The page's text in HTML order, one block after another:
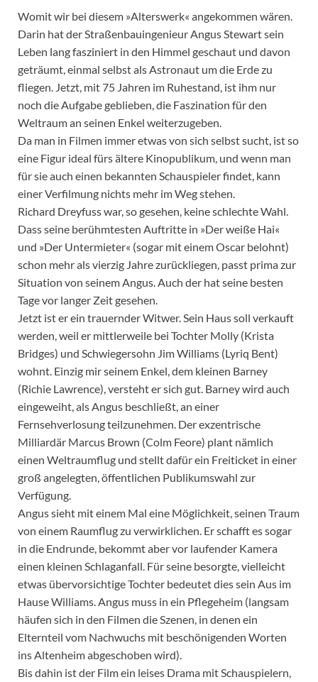
Womit wir bei diesem »Alterswerk« angekommen wären.
Darin hat der Straßenbauingenieur Angus Stewart sein
Leben lang fasziniert in den Himmel geschaut und davon
geträumt, einmal selbst als Astronaut um die Erde zu
fliegen. Jetzt, mit 75 Jahren im Ruhestand, ist ihm nur
noch die Aufgabe geblieben, die Faszination für den
Weltraum an seinen Enkel weiterzugeben.
Da man in Filmen immer etwas von sich selbst sucht, ist so
eine Figur ideal fürs ältere Kinopublikum, und wenn man
für sie auch einen bekannten Schauspieler findet, kann
einer Verfilmung nichts mehr im Weg stehen.
Richard Dreyfuss war, so gesehen, keine schlechte Wahl.
Dass seine berühmtesten Auftritte in »Der weiße Hai«
und »Der Untermieter« (sogar mit einem Oscar belohnt)
schon mehr als vierzig Jahre zurückliegen, passt prima zur
Situation von seinem Angus. Auch der hat seine besten
Tage vor langer Zeit gesehen.
Jetzt ist er ein trauernder Witwer. Sein Haus soll verkauft
werden, weil er mittlerweile bei Tochter Molly (Krista
Bridges) und Schwiegersohn Jim Williams (Lyriq Bent)
wohnt. Einzig mir seinem Enkel, dem kleinen Barney
(Richie Lawrence), versteht er sich gut. Barney wird auch
eingeweiht, als Angus beschließt, an einer
Fernsehverlosung teilzunehmen. Der exzentrische
Milliardär Marcus Brown (Colm Feore) plant nämlich
einen Weltraumflug und stellt dafür ein Freiticket in einer
groß angelegten, öffentlichen Publikumswahl zur
Verfügung.
Angus sieht mit einem Mal eine Möglichkeit, seinen Traum
von einem Raumflug zu verwirklichen. Er schafft es sogar
in die Endrunde, bekommt aber vor laufender Kamera
einen kleinen Schlaganfall. Für seine besorgte, vielleicht
etwas übervorsichtige Tochter bedeutet dies sein Aus im
Hause Williams. Angus muss in ein Pflegeheim (langsam
häufen sich in den Filmen die Szenen, in denen ein
Elternteil vom Nachwuchs mit beschönigenden Worten
ins Altenheim abgeschoben wird).
Bis dahin ist der Film ein leises Drama mit Schauspielern,